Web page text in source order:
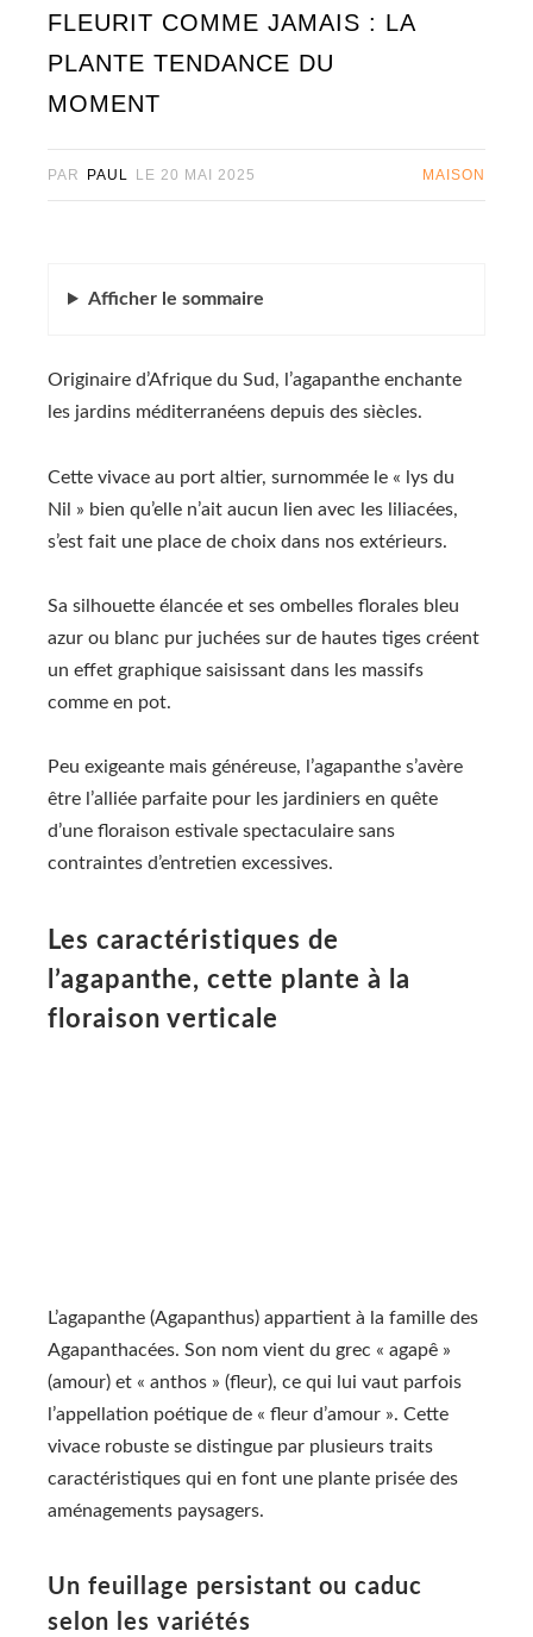
FLEURIT COMME JAMAIS : LA
PLANTE TENDANCE DU
MOMENT
PAR PAUL LE 20 MAI 2025 MAISON
Afficher le sommaire
Originaire d’Afrique du Sud, l’agapanthe enchante
les jardins méditerranéens depuis des siècles.
Cette vivace au port altier, surnommée le « lys du
Nil » bien qu’elle n’ait aucun lien avec les liliacées,
s’est fait une place de choix dans nos extérieurs.
Sa silhouette élancée et ses ombelles florales bleu
azur ou blanc pur juchées sur de hautes tiges créent
un effet graphique saisissant dans les massifs
comme en pot.
Peu exigeante mais généreuse, l’agapanthe s’avère
être l’alliée parfaite pour les jardiniers en quête
d’une floraison estivale spectaculaire sans
contraintes d’entretien excessives.
Les caractéristiques de
l’agapanthe, cette plante à la
floraison verticale
L’agapanthe (Agapanthus) appartient à la famille des
Agapanthacées. Son nom vient du grec « agapê »
(amour) et « anthos » (fleur), ce qui lui vaut parfois
l’appellation poétique de « fleur d’amour ». Cette
vivace robuste se distingue par plusieurs traits
caractéristiques qui en font une plante prisée des
aménagements paysagers.
Un feuillage persistant ou caduc
selon les variétés